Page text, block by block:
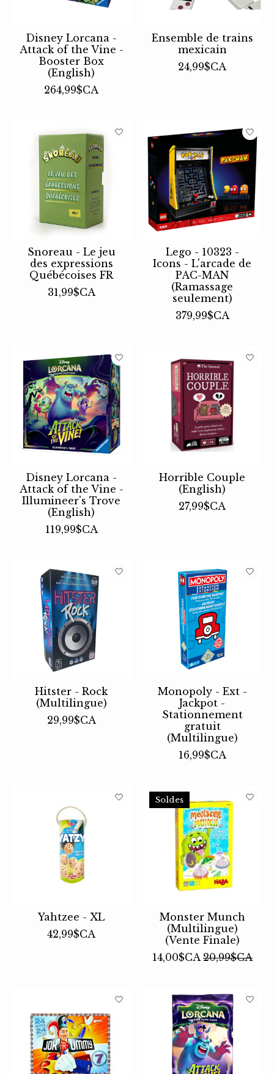
Disney Lorcana -
Attack of the Vine -
Booster Box
(English)
264,99$CA
Ensemble de trains
mexicain
24,99$CA
Snoreau - Le jeu
des expressions
Québécoises FR
31,99$CA
Lego - 10323 -
Icons - L'arcade de
PAC-MAN
(Ramassage
seulement)
379,99$CA
Disney Lorcana -
Attack of the Vine -
Illumineer's Trove
(English)
119,99$CA
Horrible Couple
(English)
27,99$CA
Hitster - Rock
(Multilingue)
29,99$CA
Monopoly - Ext -
Jackpot -
Stationnement
gratuit
(Multilingue)
16,99$CA
Yahtzee - XL
42,99$CA
Soldes
Monster Munch
(Multilingue)
(Vente Finale)
14,00$CA 20,99$CA